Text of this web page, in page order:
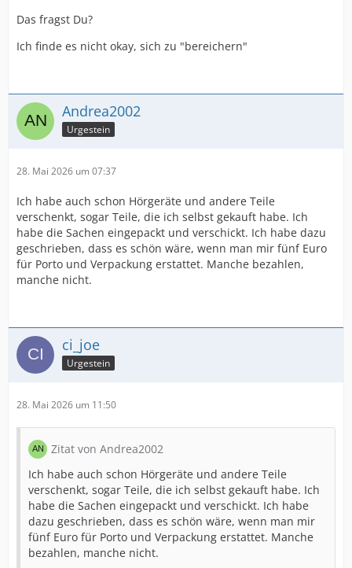
Das fragst Du?
Ich finde es nicht okay, sich zu "bereichern"
Andrea2002
Urgestein
28. Mai 2026 um 07:37
Ich habe auch schon Hörgeräte und andere Teile
verschenkt, sogar Teile, die ich selbst gekauft habe. Ich
habe die Sachen eingepackt und verschickt. Ich habe dazu
geschrieben, dass es schön wäre, wenn man mir fünf Euro
für Porto und Verpackung erstattet. Manche bezahlen,
manche nicht.
ci_joe
Urgestein
28. Mai 2026 um 11:50
Zitat von Andrea2002
Ich habe auch schon Hörgeräte und andere Teile
verschenkt, sogar Teile, die ich selbst gekauft habe. Ich
habe die Sachen eingepackt und verschickt. Ich habe
dazu geschrieben, dass es schön wäre, wenn man mir
fünf Euro für Porto und Verpackung erstattet. Manche
bezahlen, manche nicht.